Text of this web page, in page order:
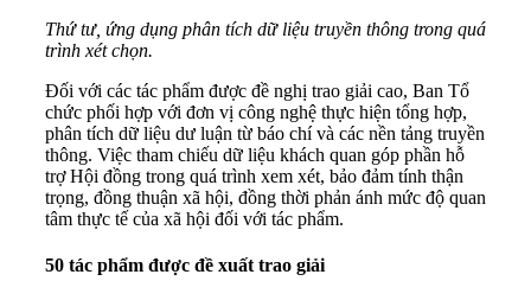
Thứ tư, ứng dụng phân tích dữ liệu truyền thông trong quá
trình xét chọn.
Đối với các tác phẩm được đề nghị trao giải cao, Ban Tổ
chức phối hợp với đơn vị công nghệ thực hiện tổng hợp,
phân tích dữ liệu dư luận từ báo chí và các nền tảng truyền
thông. Việc tham chiếu dữ liệu khách quan góp phần hỗ
trợ Hội đồng trong quá trình xem xét, bảo đảm tính thận
trọng, đồng thuận xã hội, đồng thời phản ánh mức độ quan
tâm thực tế của xã hội đối với tác phẩm.
50 tác phẩm được đề xuất trao giải